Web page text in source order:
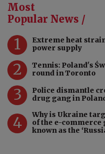
Most
Popular News /
1
Extreme heat
power supply
2
Tennis: Poland's
round in Toronto
3
Police dismantle
drug gang in
4
Why is Ukraine
of the e-
known as the